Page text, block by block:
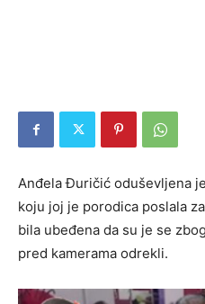
Anđela Đuričić oduševljena
koju joj je porodica poslala
bila ubeđena da su je se
pred kamerama odrekli.